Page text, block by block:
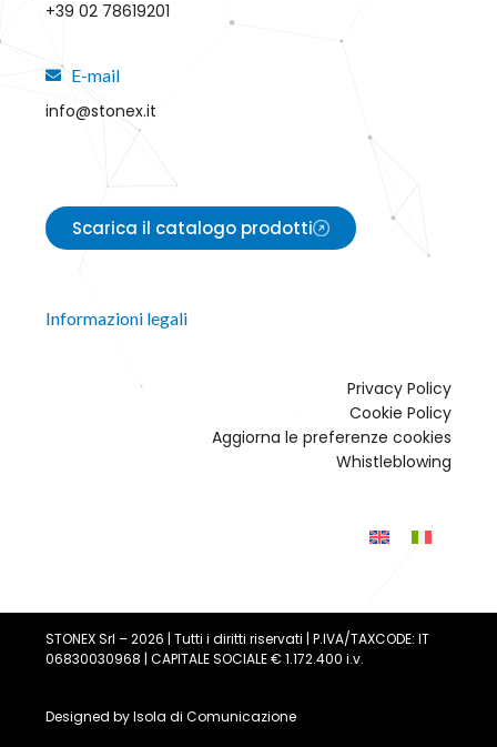
+39 02 78619201
E-mail
info@stonex.it
Scarica il catalogo prodotti
Informazioni legali
Privacy Policy
Cookie Policy
Aggiorna le preferenze cookies
Whistleblowing
STONEX Srl – 2026 | Tutti i diritti riservati | P.IVA/TAXCODE: IT
06830030968 | CAPITALE SOCIALE € 1.172.400 i.v.
Designed byIsola di Comunicazione